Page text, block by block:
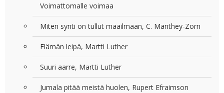
Voimattomalle voimaa
Miten synti on tullut maailmaan, C. Manthey-Zorn
Elämän leipä, Martti Luther
Suuri aarre, Martti Luther
Jumala pitää meistä huolen, Rupert Efraimson